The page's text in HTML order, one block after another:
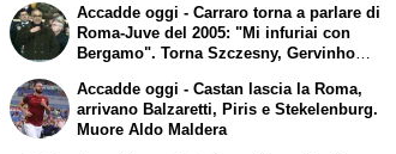
Accadde oggi - Carraro torna a parlare di
Roma-Juve del 2005: "Mi infuriai con
Bergamo". Torna Szczesny, Gervinho
Accadde oggi - Castan lascia la Roma,
arrivano Balzaretti, Piris e Stekelenburg.
Muore Aldo Maldera